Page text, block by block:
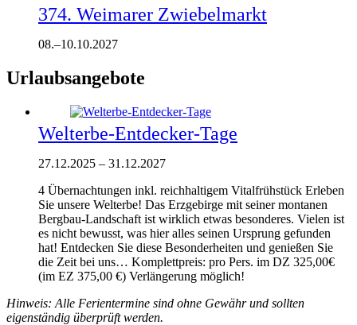
374. Weimarer Zwiebelmarkt
08.–10.10.2027
Urlaubsangebote
Welterbe-Entdecker-Tage
27.12.2025 – 31.12.2027
4 Übernachtungen inkl. reichhaltigem Vitalfrühstück Erleben
Sie unsere Welterbe! Das Erzgebirge mit seiner montanen
Bergbau-Landschaft ist wirklich etwas besonderes. Vielen ist
es nicht bewusst, was hier alles seinen Ursprung gefunden
hat! Entdecken Sie diese Besonderheiten und genießen Sie
die Zeit bei uns… Komplettpreis: pro Pers. im DZ 325,00€
(im EZ 375,00 €) Verlängerung möglich!
Hinweis: Alle Ferientermine sind ohne Gewähr und sollten
eigenständig überprüft werden.